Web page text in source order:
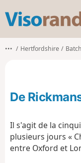
••• Hertfordshire
De
Il s'agit de la
plusieurs jours «
entre Oxford et